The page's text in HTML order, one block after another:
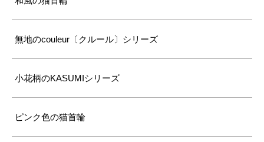
無地のcouleur〔クルール〕シリーズ
小花柄のKASUMIシリーズ
ピンク色の猫首輪